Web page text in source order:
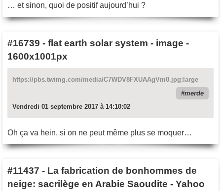
… et sinon, quoi de positif aujourd’hui ?
#16739 - flat earth solar system - image -
1600x1001px
https://pbs.twimg.com/media/C7WDV8FXUAAgVm0.jpg:large
merde
Vendredi 01 septembre 2017 à 14:10:02
Oh ça va hein, si on ne peut même plus se moquer…
#11437 - La fabrication de bonhommes de
neige: sacrilège en Arabie Saoudite - Yahoo